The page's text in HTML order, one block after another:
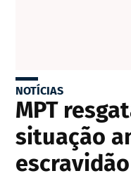
NOTÍCIAS
MPT
situação